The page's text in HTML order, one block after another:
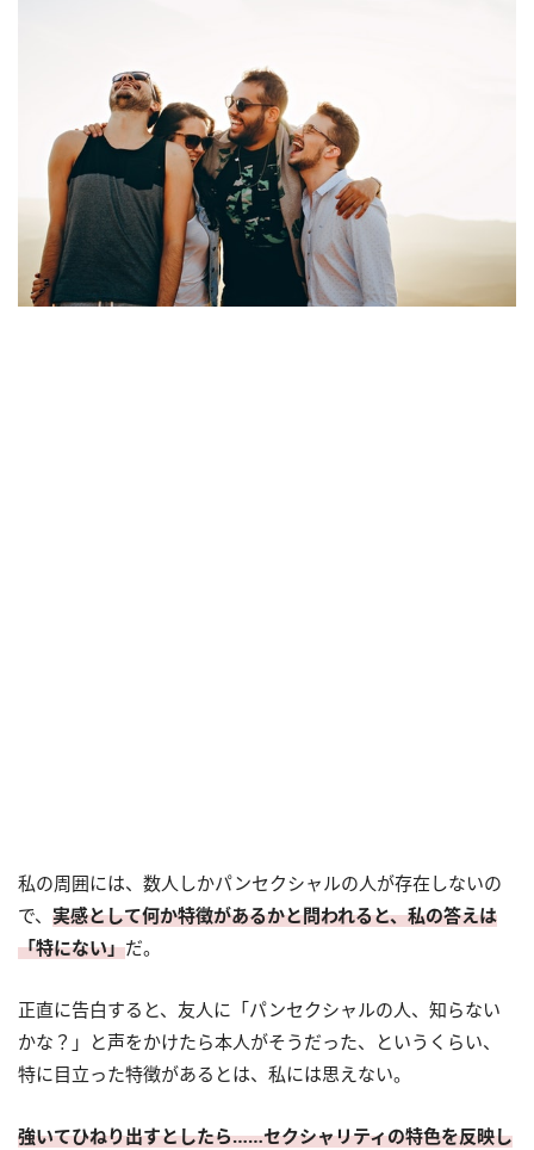
私の周囲には、数人しかパンセクシャルの人が存在しないの
で、 実感として何か特徴があるかと問われると、私の答えは
「特にない」だ。
正直に告白すると、友人に「パンセクシャルの人、知らない
かな？」と声をかけたら本人がそうだった、というくらい、
特に目立った特徴があるとは、私には思えない。
強いてひねり出すとしたら……セクシャリティの特色を反映し